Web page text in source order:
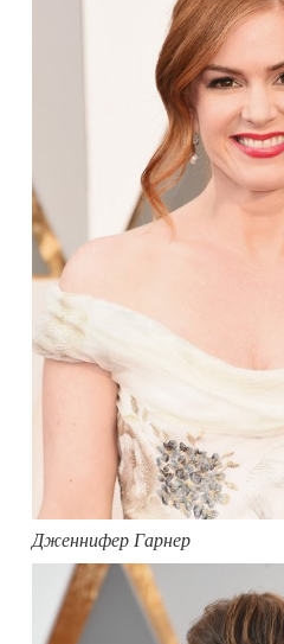
Дженнифер Гарнер